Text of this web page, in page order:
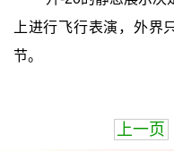
上进行飞行表演，外界
节。
上一页